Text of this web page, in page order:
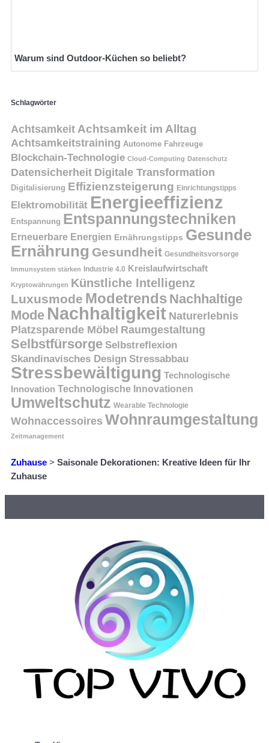
Warum sind Outdoor-Küchen so beliebt?
Schlagwörter
AchtsamkeitAchtsamkeit im Alltag
Achtsamkeitstraining Autonome Fahrzeuge
Blockchain-Technologie Cloud-Computing Datenschutz
Datensicherheit Digitale Transformation
Digitalisierung Effizienzsteigerung Einrichtungstipps
Elektromobilität Energieeffizienz
Entspannung Entspannungstechniken
Erneuerbare Energien Ernährungstipps Gesunde
Ernährung Gesundheit Gesundheitsvorsorge
Immunsystem stärken Industrie 4.0 Kreislaufwirtschaft
Kryptowährungen Künstliche Intelligenz
Luxusmode Modetrends Nachhaltige
Mode Nachhaltigkeit Naturerlebnis
Platzsparende Möbel Raumgestaltung
Selbstfürsorge Selbstreflexion
Skandinavisches Design Stressabbau
Stressbewältigung Technologische
Innovation Technologische Innovationen
Umweltschutz Wearable Technologie
Wohnaccessoires Wohnraumgestaltung
Zeitmanagement
Zuhause > Saisonale Dekorationen: Kreative Ideen für Ihr
Zuhause